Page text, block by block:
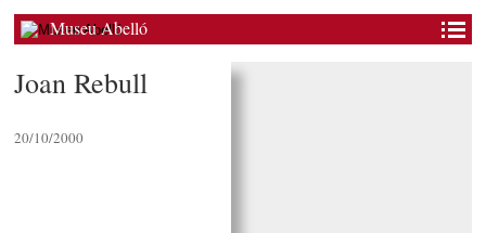
Museu Abelló
Joan Rebull
20/10/2000